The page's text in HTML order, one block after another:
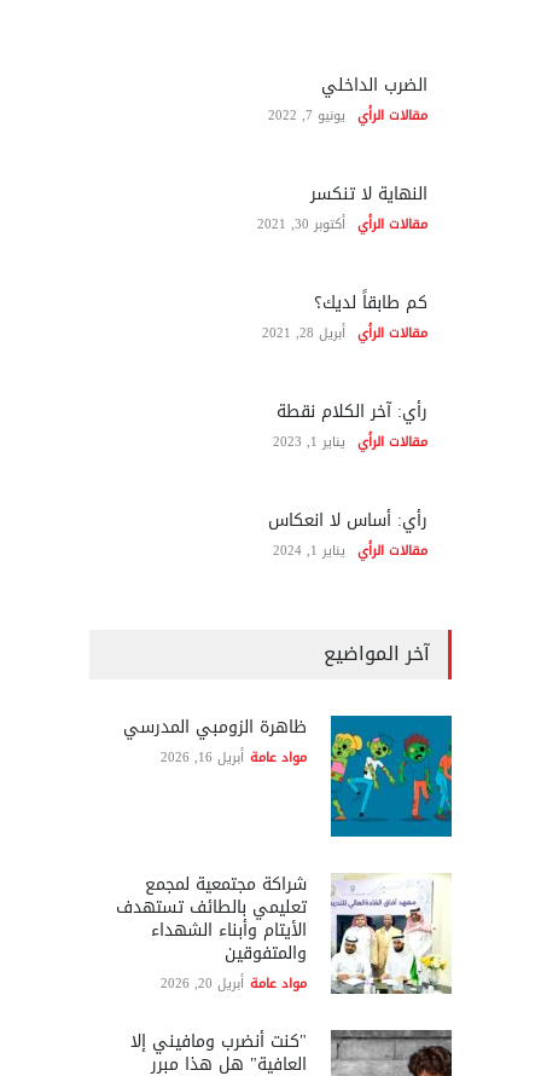
الضرب الداخلي
مقالات الرأي يونيو 7, 2022
النهاية لا تنكسر
مقالات الرأي أكتوبر 30, 2021
كم طابقاً لديك؟
مقالات الرأي أبريل 28, 2021
رأي: آخر الكلام نقطة
مقالات الرأي يناير 1, 2023
رأي: أساس لا انعكاس
مقالات الرأي يناير 1, 2024
آخر المواضيع
ظاهرة الزومبي المدرسي
مواد عامة أبريل 16, 2026
شراكة مجتمعية لمجمع
تعليمي بالطائف تستهدف
الأيتام وأبناء الشهداء
والمتفوقين
مواد عامة أبريل 20, 2026
"كنت أنضرب ومافيني إلا
العافية" هل هذا مبرر